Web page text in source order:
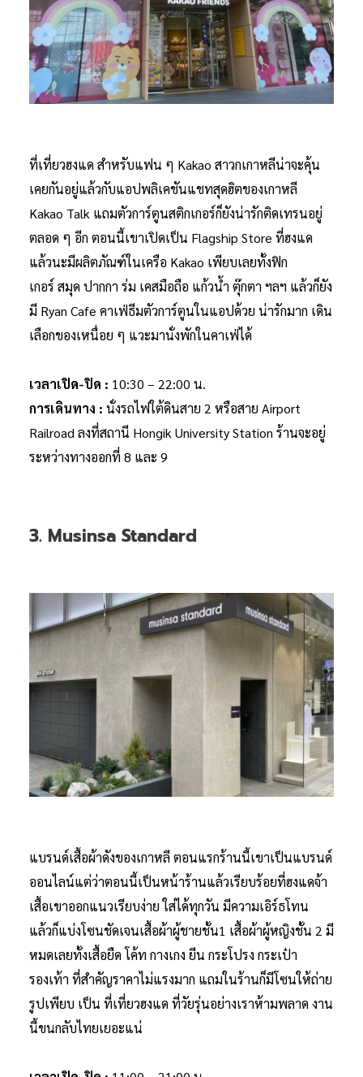
ที่เที่ยวฮงแด สำหรับแฟน ๆ Kakao สาวกเกาหลีน่าจะคุ้น
เคยกันอยู่แล้วกับแอปพลิเคชันแชทสุดฮิตของเกาหลี
Kakao Talk แถมตัวการ์ตูนสติกเกอร์ก็ยังน่ารักติดเทรนอยู่
ตลอด ๆ อีก ตอนนี้เขาเปิดเป็น Flagship Store ที่ฮงแด
แล้วนะมีผลิตภัณฑ์ในเครือ Kakao เพียบเลยทั้งฟิก
เกอร์ สมุด ปากกา ร่ม เคสมือถือ แก้วน้ำ ตุ๊กตา ฯลฯ แล้วก็ยัง
มี Ryan Cafe คาเฟ่ธีมตัวการ์ตูนในแอปด้วย น่ารักมาก เดิน
เลือกของเหนื่อย ๆ แวะมานั่งพักในคาเฟ่ได้
เวลาเปิด-ปิด : 10:30 – 22:00 น.
การเดินทาง : นั่งรถไฟใต้ดินสาย 2 หรือสาย Airport
Railroad ลงที่สถานี Hongik University Station ร้านจะอยู่
ระหว่างทางออกที่ 8 และ 9
3. Musinsa Standard
แบรนด์เสื้อผ้าดังของเกาหลี ตอนแรกร้านนี้เขาเป็นแบรนด์
ออนไลน์แต่ว่าตอนนี้เป็นหน้าร้านแล้วเรียบร้อยที่ฮงแดจ้า
เสื้อเขาออกแนวเรียบง่าย ใส่ได้ทุกวัน มีความเอิร์ธโทน
แล้วก็แบ่งโซนชัดเจนเสื้อผ้าผู้ชายชั้น1 เสื้อผ้าผู้หญิงชั้น 2 มี
หมดเลยทั้งเสื้อยืด โค้ท กางเกง ยีน กระโปรง กระเป๋า
รองเท้า ที่สำคัญราคาไม่แรงมาก แถมในร้านก็มีโซนให้ถ่าย
รูปเพียบ เป็น ที่เที่ยวฮงแด ที่วัยรุ่นอย่างเราห้ามพลาด งาน
นี้ขนกลับไทยเยอะแน่